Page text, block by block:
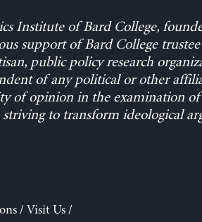
Institute of Bard College,
support of Bard College trustee
public policy research
of any political or other
of opinion in the examination
striving to transform ideological
/ Visit Us/